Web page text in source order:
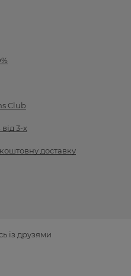
Club
3-х
доставку
із друзями